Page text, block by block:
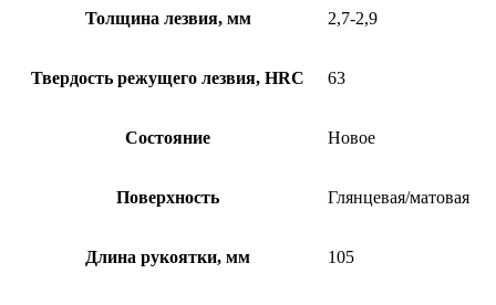
Толщина лезвия, мм 2,7-2,9
Твердость режущего лезвия, HRC 63
Состояние Новое
Поверхность Глянцевая/матовая
Длина рукоятки, мм 105